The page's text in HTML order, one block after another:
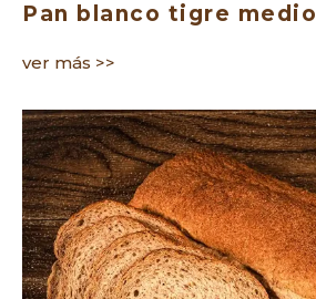
Pan blanco tigre medio
ver más >>